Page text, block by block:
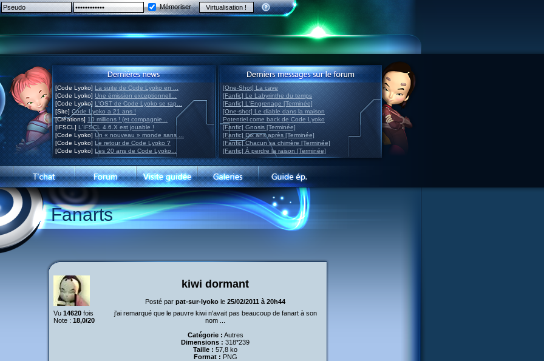
Mémoriser
[Code Lyoko] La suite de Code Lyoko en ...
[Code Lyoko] Une émission exceptionnell...
[Code Lyoko] L'OST de Code Lyoko se rap...
[Site] Code Lyoko a 21 ans !
[Créations] 10 millions ! (et compagnie...
[IFSCL] L'IFSCL 4.6.X est jouable !
[Code Lyoko] Un « nouveau » monde sans ...
[Code Lyoko] Le retour de Code Lyoko ?
[Code Lyoko] Les 20 ans de Code Lyoko...
[One-Shot] La cave
[Fanfic] Le Labyrinthe du temps
[Fanfic] L'Engrenage [Terminée]
[One-shot] Le diable dans la maison
Potentiel come back de Code Lyoko
[Fanfic] Gnosis [Terminée]
[Fanfic] Dix ans après [Terminée]
[Fanfic] Chacun sa chimère [Terminée]
[Fanfic] À perdre la raison [Terminée]
Fanarts
kiwi dormant
Posté par pat-sur-lyoko le 25/02/2011 à 20h44
Vu 14620 fois
Note : 18,0/20
j'ai remarqué que le pauvre kiwi n'avait pas beaucoup de fanart à son
nom ...
Catégorie : Autres
Dimensions : 318*239
Taille : 57,8 ko
Format : PNG